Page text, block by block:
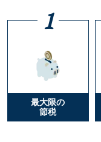
1
最大限の
節税